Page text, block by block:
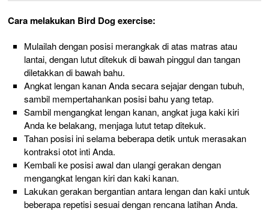
Cara melakukan Bird Dog exercise:
Mulailah dengan posisi merangkak di atas matras atau
lantai, dengan lutut ditekuk di bawah pinggul dan tangan
diletakkan di bawah bahu.
Angkat lengan kanan Anda secara sejajar dengan tubuh,
sambil mempertahankan posisi bahu yang tetap.
Sambil mengangkat lengan kanan, angkat juga kaki kiri
Anda ke belakang, menjaga lutut tetap ditekuk.
Tahan posisi ini selama beberapa detik untuk merasakan
kontraksi otot inti Anda.
Kembali ke posisi awal dan ulangi gerakan dengan
mengangkat lengan kiri dan kaki kanan.
Lakukan gerakan bergantian antara lengan dan kaki untuk
beberapa repetisi sesuai dengan rencana latihan Anda.